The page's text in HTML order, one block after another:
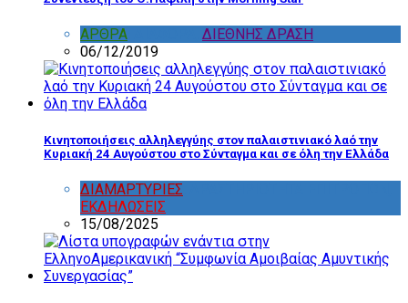
ΑΡΘΡΑ
ΔΙΕΘΝΗΣ ΔΡΑΣΗ
06/12/2019
Κινητοποιήσεις αλληλεγγύης στον παλαιστινιακό λαό την
Κυριακή 24 Αυγούστου στο Σύνταγμα και σε όλη την Ελλάδα
ΔΙΑΜΑΡΤΥΡΙΕΣ
ΕΚΔΗΛΩΣΕΙΣ
15/08/2025